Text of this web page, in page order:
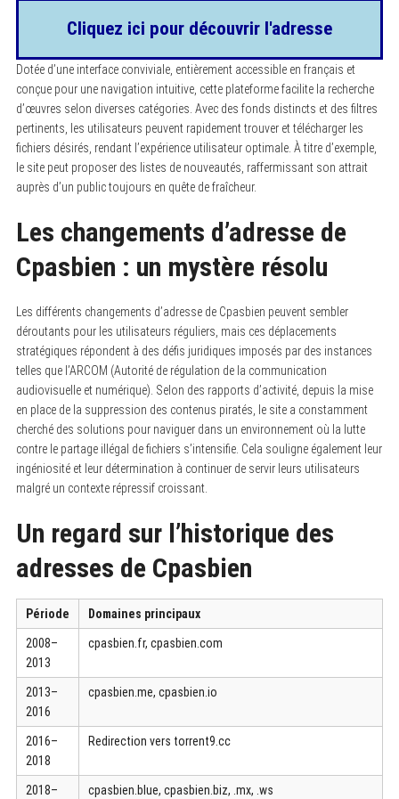
Cliquez ici pour découvrir l'adresse
Dotée d’une interface conviviale, entièrement accessible en français et
conçue pour une navigation intuitive, cette plateforme facilite la recherche
d’œuvres selon diverses catégories. Avec des fonds distincts et des filtres
pertinents, les utilisateurs peuvent rapidement trouver et télécharger les
fichiers désirés, rendant l’expérience utilisateur optimale. À titre d’exemple,
le site peut proposer des listes de nouveautés, raffermissant son attrait
auprès d’un public toujours en quête de fraîcheur.
Les changements d’adresse de
Cpasbien : un mystère résolu
Les différents changements d’adresse de Cpasbien peuvent sembler
déroutants pour les utilisateurs réguliers, mais ces déplacements
stratégiques répondent à des défis juridiques imposés par des instances
telles que l’ARCOM (Autorité de régulation de la communication
audiovisuelle et numérique). Selon des rapports d’activité, depuis la mise
en place de la suppression des contenus piratés, le site a constamment
cherché des solutions pour naviguer dans un environnement où la lutte
contre le partage illégal de fichiers s’intensifie. Cela souligne également leur
ingéniosité et leur détermination à continuer de servir leurs utilisateurs
malgré un contexte répressif croissant.
Un regard sur l’historique des
adresses de Cpasbien
Période Domaines principaux
2008–
2013
cpasbien.fr, cpasbien.com
2013–
2016
cpasbien.me, cpasbien.io
2016–
2018
Redirection vers torrent9.cc
2018–
cpasbien.blue, cpasbien.biz, .mx, .ws